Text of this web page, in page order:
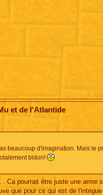
et de l'Atlantide
beaucoup d'imagination. Mais le
bidon!
Ca pourrait être juste une arme
que pour ce qui est de